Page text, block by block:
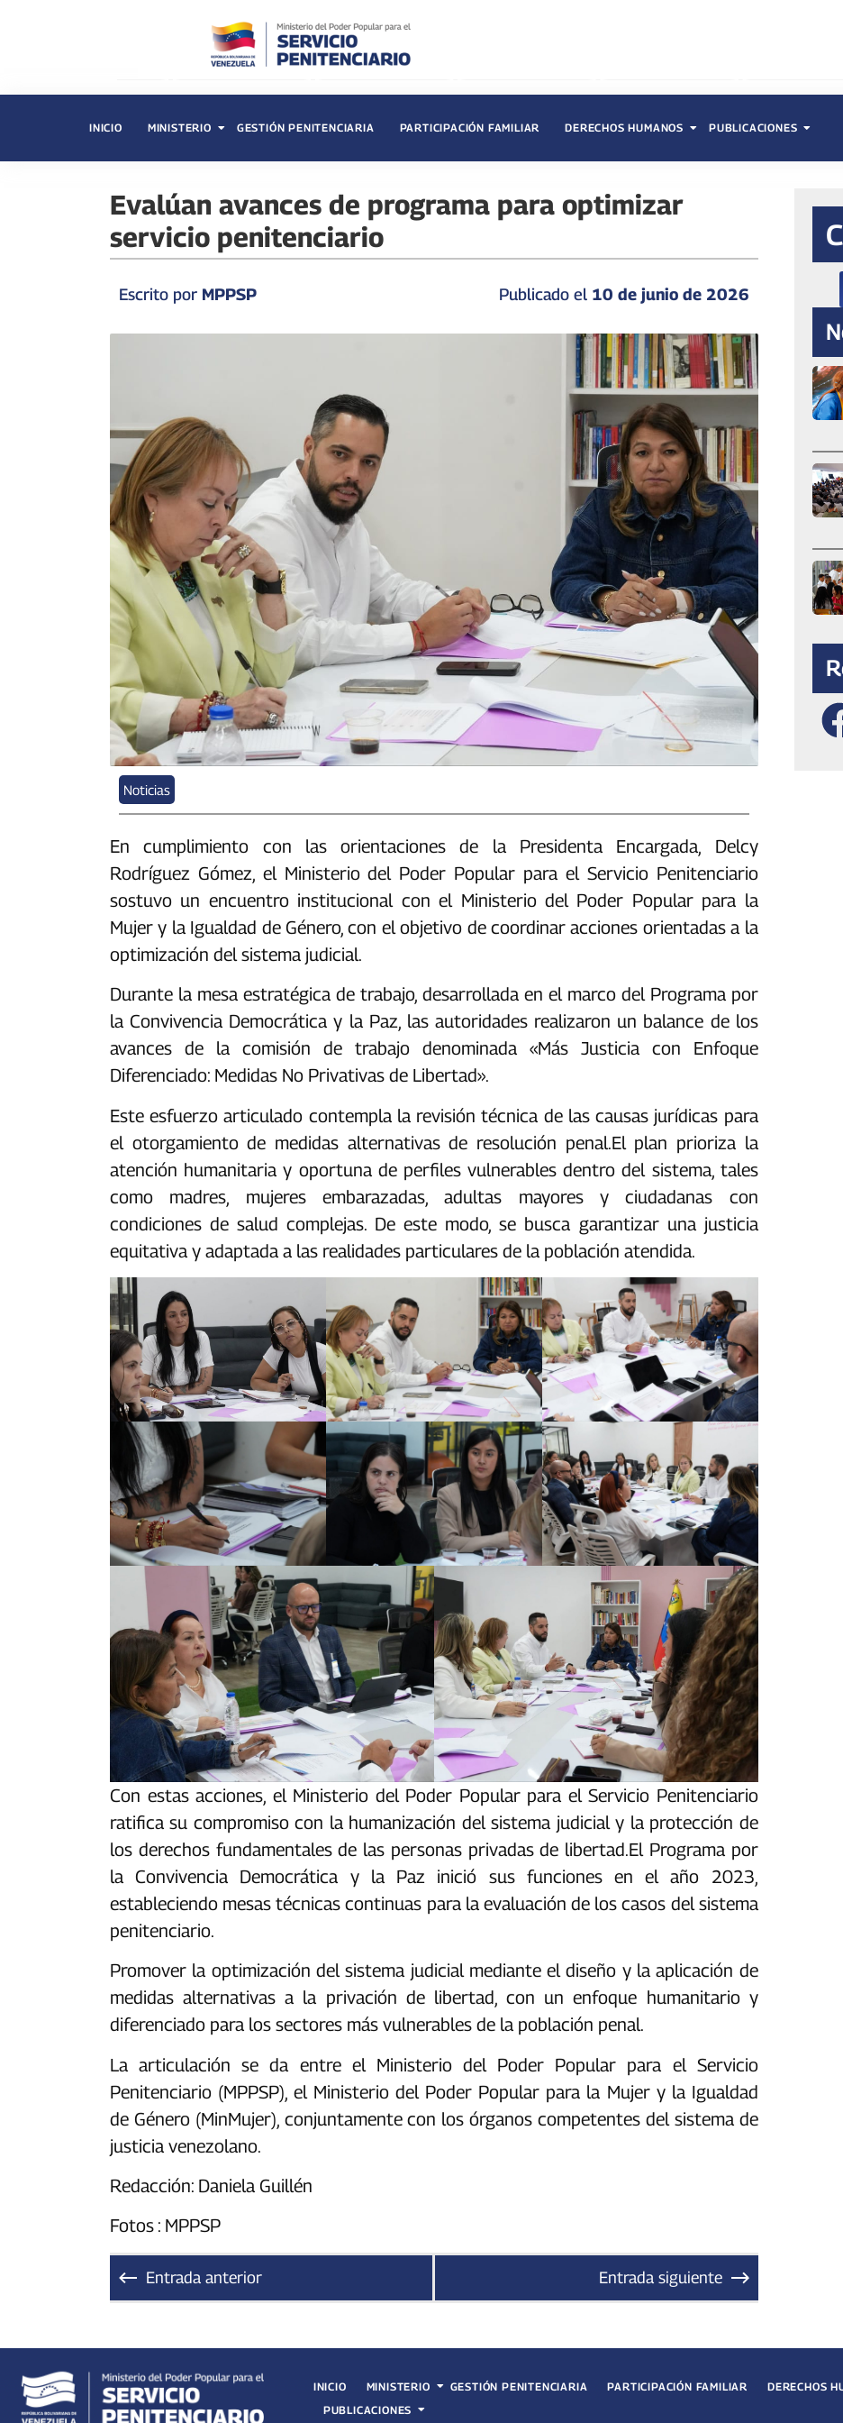
INICIO MINISTERIO GESTIÓN PENITENCIARIA PARTICIPACIÓN FAMILIAR DERECHOS HUMANOS PUBLICACIONES
Evalúan avances de programa para optimizar
servicio penitenciario
Escrito por MPPSP Publicado el 10 de junio de 2026
Noticias
‎‎‎En cumplimiento con las orientaciones de la Presidenta Encargada, Delcy
Rodríguez Gómez, el Ministerio del Poder Popular para el Servicio Penitenciario
sostuvo un encuentro institucional con el Ministerio del Poder Popular para la
Mujer y la Igualdad de Género, con el objetivo de coordinar acciones orientadas a la
optimización del sistema judicial.‎‎
Durante la mesa estratégica de trabajo, desarrollada en el marco del Programa por
la Convivencia Democrática y la Paz, las autoridades realizaron un balance de los
avances de la comisión de trabajo denominada «Más Justicia con Enfoque
Diferenciado: Medidas No Privativas de Libertad».
‎‎Este esfuerzo articulado contempla la revisión técnica de las causas jurídicas para
el otorgamiento de medidas alternativas de resolución penal.‎‎El plan prioriza la
atención humanitaria y oportuna de perfiles vulnerables dentro del sistema, tales
como madres, mujeres embarazadas, adultas mayores y ciudadanas con
condiciones de salud complejas. De este modo, se busca garantizar una justicia
equitativa y adaptada a las realidades particulares de la población atendida.‎‎‎
Con estas acciones, el Ministerio del Poder Popular para el Servicio Penitenciario
ratifica su compromiso con la humanización del sistema judicial y la protección de
los derechos fundamentales de las personas privadas de libertad.‎‎‎El Programa por
la Convivencia Democrática y la Paz inició sus funciones en el año 2023,
estableciendo mesas técnicas continuas para la evaluación de los casos del sistema
penitenciario.
‎‎Promover la optimización del sistema judicial mediante el diseño y la aplicación de
medidas alternativas a la privación de libertad, con un enfoque humanitario y
diferenciado para los sectores más vulnerables de la población penal.‎‎
La articulación se da entre el Ministerio del Poder Popular para el Servicio
Penitenciario (MPPSP), el Ministerio del Poder Popular para la Mujer y la Igualdad
de Género (MinMujer), conjuntamente con los órganos competentes del sistema de
justicia venezolano.
Redacción: Daniela Guillén
Fotos : MPPSP
Entrada anterior Entrada siguiente
INICIO MINISTERIO GESTIÓN PENITENCIARIA PARTICIPACIÓN FAMILIAR
DERECHOS
PUBLICACIONES